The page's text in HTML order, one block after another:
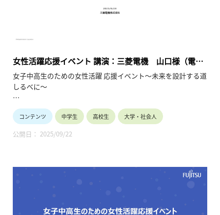
女性活躍応援イベント 講演：三菱電機 山口様（電機
／制御）（2025年7月19日）
女子中高生のための女性活躍 応援イベント～未来を設計する道
しるべに～
女子中高生の皆様へ
10年後、私は何をしているんだろう？多様な未来の中で、企業
で活躍することは有力な選択肢です。現在企業で活躍中の少し
先輩の経験談を聞く事ができる大変貴重な機会です。
産業界は女子の活躍の場を拡大して参ります。お子様や生徒と
コンテンツ 中学生 高校生 大学・社会人
公開日： 2025/09/22